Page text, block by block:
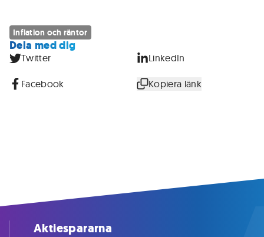
Inflation och räntor
Dela med dig
Twitter LinkedIn
Facebook Kopiera länk
Aktiespararna